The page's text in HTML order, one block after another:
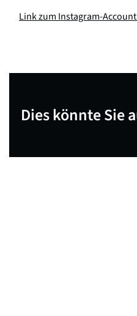
Link zum Instagram-
Dies könnte Sie